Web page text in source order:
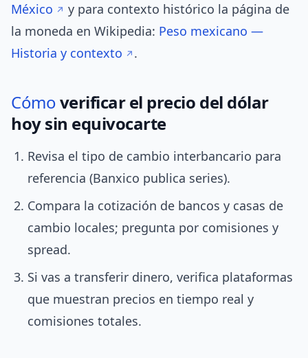
México
y para contexto histórico la página de
la moneda en Wikipedia: Peso mexicano —
Historia y contexto
.
Cómoverificar el precio del dólar
hoy sin equivocarte
Revisa el tipo de cambio interbancario para
referencia (Banxico publica series).
Compara la cotización de bancos y casas de
cambio locales; pregunta por comisiones y
spread.
Si vas a transferir dinero, verifica plataformas
que muestran precios en tiempo real y
comisiones totales.